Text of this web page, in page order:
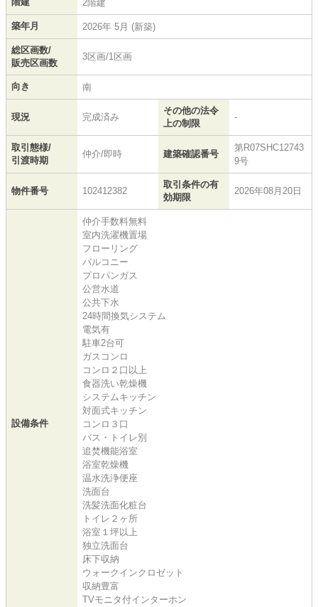
2階建
築年月 2026年 5月 (新築)
総区画数/
販売区画数
3区画/1区画
向き 南
現況 完成済み
その他の法令
上の制限
-
取引態様/
引渡時期
仲介/即時 建築確認番号
第R07SHC12743
9号
物件番号 102412382
取引条件の有
効期限
2026年08月20日
設備条件
仲介手数料無料
室内洗濯機置場
フローリング
バルコニー
プロパンガス
公営水道
公共下水
24時間換気システム
電気有
駐車2台可
ガスコンロ
コンロ２口以上
食器洗い乾燥機
システムキッチン
対面式キッチン
コンロ３口
バス・トイレ別
追焚機能浴室
浴室乾燥機
温水洗浄便座
洗面台
洗髪洗面化粧台
トイレ２ヶ所
浴室１坪以上
独立洗面台
床下収納
ウォークインクロゼット
収納豊富
TVモニタ付インターホン